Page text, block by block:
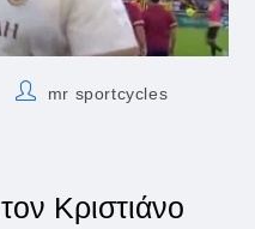
Postmr sportcycles
Κριστιάνο